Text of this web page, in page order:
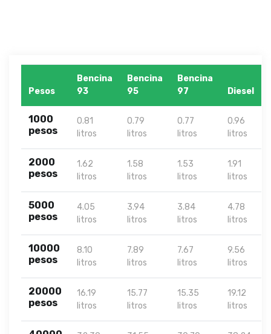
Pesos
Bencina
93
Bencina
95
Bencina
97
Diesel
1000
pesos
0.81
litros
0.79
litros
0.77
litros
0.96
litros
2000
pesos
1.62
litros
1.58
litros
1.53
litros
1.91
litros
5000
pesos
4.05
litros
3.94
litros
3.84
litros
4.78
litros
10000
pesos
8.10
litros
7.89
litros
7.67
litros
9.56
litros
20000
pesos
16.19
litros
15.77
litros
15.35
litros
19.12
litros